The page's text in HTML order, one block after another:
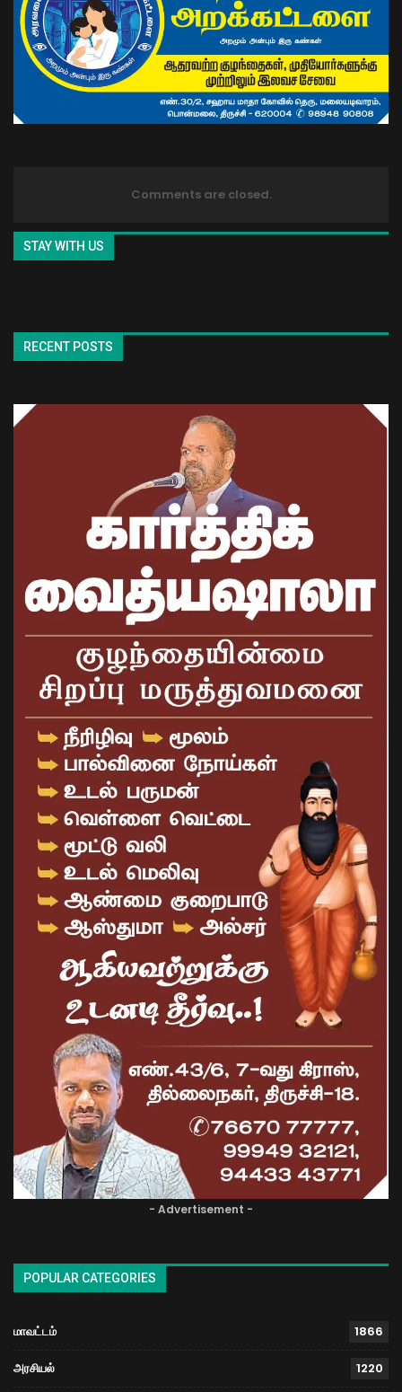
Comments are closed.
STAY WITH US
RECENT POSTS
- Advertisement -
POPULAR CATEGORIES
மாவட்டம் 1866
அரசியல் 1220